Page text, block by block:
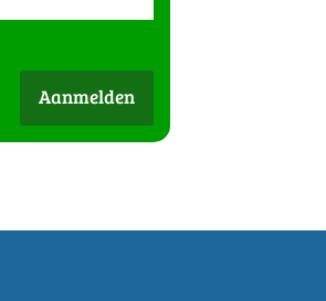
Aanmelden